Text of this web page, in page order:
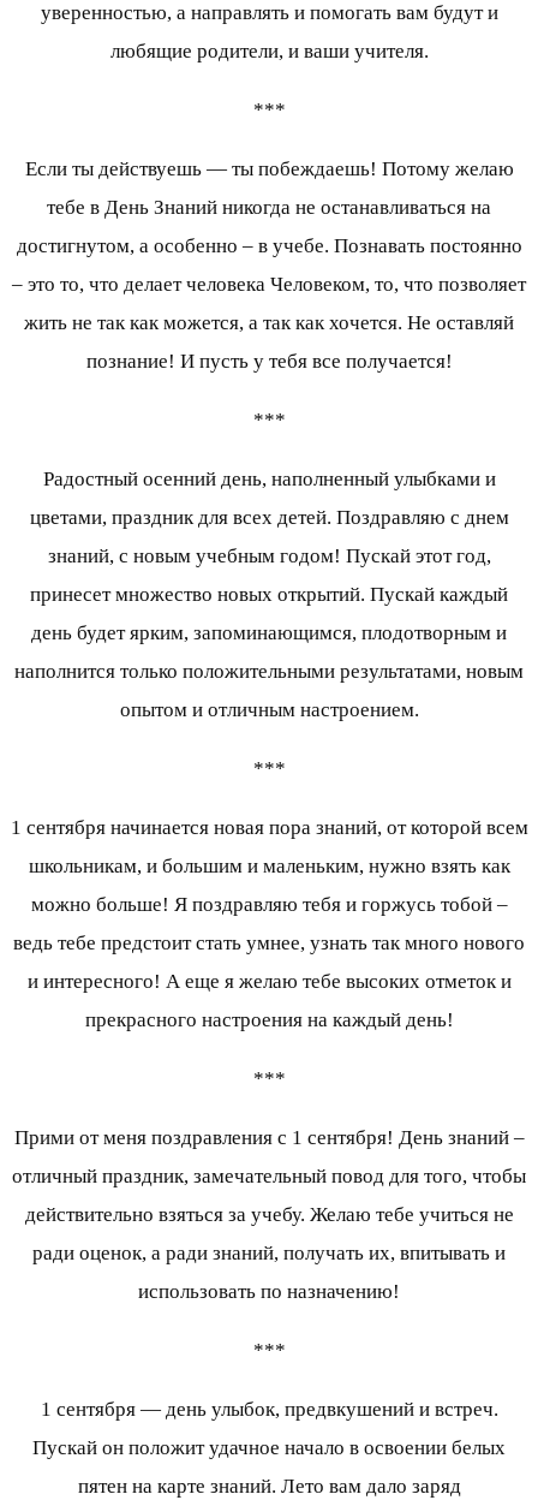
уверенностью, а направлять и помогать вам будут и
любящие родители, и ваши учителя.
***
Если ты действуешь — ты побеждаешь! Потому желаю
тебе в День Знаний никогда не останавливаться на
достигнутом, а особенно – в учебе. Познавать постоянно
– это то, что делает человека Человеком, то, что позволяет
жить не так как можется, а так как хочется. Не оставляй
познание! И пусть у тебя все получается!
***
Радостный осенний день, наполненный улыбками и
цветами, праздник для всех детей. Поздравляю с днем
знаний, с новым учебным годом! Пускай этот год,
принесет множество новых открытий. Пускай каждый
день будет ярким, запоминающимся, плодотворным и
наполнится только положительными результатами, новым
опытом и отличным настроением.
***
1 сентября начинается новая пора знаний, от которой всем
школьникам, и большим и маленьким, нужно взять как
можно больше! Я поздравляю тебя и горжусь тобой –
ведь тебе предстоит стать умнее, узнать так много нового
и интересного! А еще я желаю тебе высоких отметок и
прекрасного настроения на каждый день!
***
Прими от меня поздравления с 1 сентября! День знаний –
отличный праздник, замечательный повод для того, чтобы
действительно взяться за учебу. Желаю тебе учиться не
ради оценок, а ради знаний, получать их, впитывать и
использовать по назначению!
***
1 сентября — день улыбок, предвкушений и встреч.
Пускай он положит удачное начало в освоении белых
пятен на карте знаний. Лето вам дало заряд